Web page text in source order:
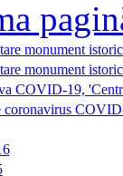
monument
monument
COVID-19,
coronavirus